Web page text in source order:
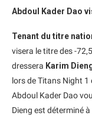
Abdoul Kader Dao
Tenant du titre
visera le titre des -
dressera Karim
lors de Titans Night 1
Abdoul Kader Dao
Dieng est déterminé